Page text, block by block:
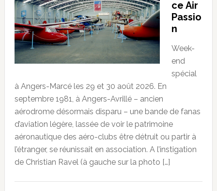
ce Air
Passio
n
Week-
end
spécial
à Angers-Marcé les 29 et 30 août 2026. En
septembre 1981, à Angers-Avrillé – ancien
aérodrome désormais disparu – une bande de fanas
d’aviation légère, lassée de voir le patrimoine
aéronautique des aéro-clubs être détruit ou partir à
l’étranger, se réunissait en association. A l’instigation
de Christian Ravel (à gauche sur la photo […]